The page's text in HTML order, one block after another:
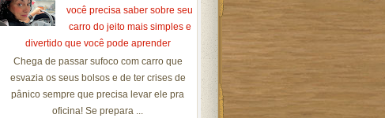
você precisa saber sobre seu
carro do jeito mais simples e
divertido que você pode aprender
Chega de passar sufoco com carro que
esvazia os seus bolsos e de ter crises de
pânico sempre que precisa levar ele pra
oficina! Se prepara ...